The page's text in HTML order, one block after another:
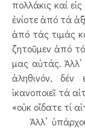
πολλάκις καί
ἐνίοτε ἀπό τά
ἀπό τάς τιμάς
ζητοῦμεν ἀπό
μας αὐτάς. Ἀλλ’
ἀληθινόν, δέν
ἱκανοποιεῖ τά
«οὐκ οἴδατε τί
Ἀλλ’